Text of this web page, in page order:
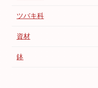
ツバキ科
資材
鉢